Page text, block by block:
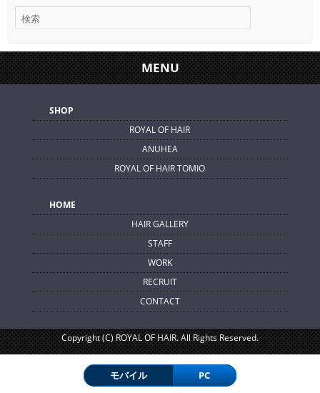
MENU
SHOP
ROYAL OF HAIR
ANUHEA
ROYAL OF HAIR TOMIO
HOME
HAIR GALLERY
STAFF
WORK
RECRUIT
CONTACT
Copyright (C) ROYAL OF HAIR. All Rights Reserved.
モバイル PC